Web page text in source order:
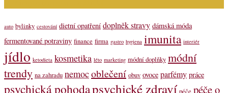
auto bylinky cestování dietní opatření doplněk stravy dámská móda
fermentované potraviny finance firma gastro hygiena imunita interiér
jídlo ketodieta kosmetika léto marketing módní doplňky módní
trendy na zahradu nemocoblečení obuv ovoce parfémy práce
psychická pohodapsychické zdraví péče o